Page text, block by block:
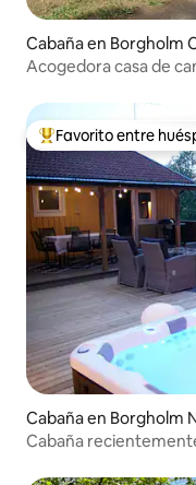
Cabaña en Borgholm
Acogedora casa de
De los mejores en
Favorito entre
Cabaña en Borgholm
Cabaña